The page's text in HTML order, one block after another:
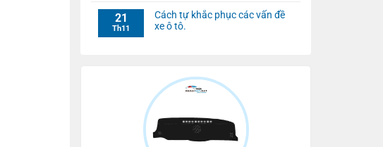
21
Th11
Cách tự khắc phục các vấn đề
xe ô tô.